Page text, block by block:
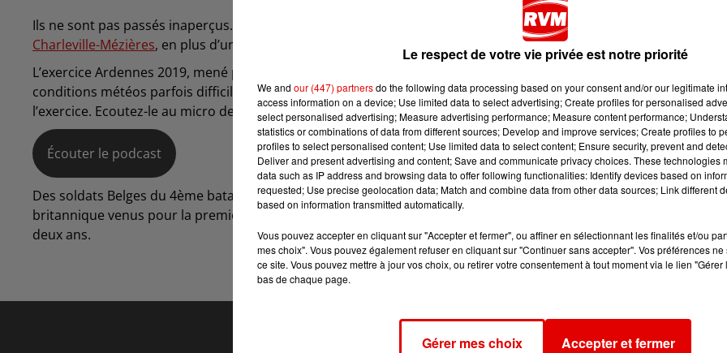
Ils ne sont pas passés inaperçus. La semaine dernière et pendant 4 jours,
500 soldats ont envahi les rues de
Charleville-Mézières, en plus d’une centaine de véhicules militaires et d’un ballet d’hélicoptères dans le ciel carolo.
L’exercice Ardennes 2019, mené par le 3ème régiment du génie de Charleville, s’est bien passé, malgré des
conditions météos parfois difficiles. Les objectifs ont été atteints selon le lieutenant colonel Rémy, directeur de
l’exercice. Ecoutez-le au micro de Cordula Mullerke :
Écouter le podcast
Des soldats Belges du 4ème bataillon du génie belge et des soldats britanniques du 22ème régiment du génie
britannique venus pour la première fois, s’étaient aussi joints à cet exercice qui sera renouvelé dans maintenant
deux ans.
Le respect de votre vie privée est notre priorité
We and our (447) partnersdo the following data processing based on your consent and/or our legitimate
access information on a device; Use limited data to select advertising; Create profiles for personalised
select personalised advertising; Measure advertising performance; Measure content performance;
statistics or combinations of data from different sources; Develop and improve services; Create profiles to
profiles to select personalised content; Use limited data to select content; Ensure security, prevent and
Deliver and present advertising and content; Save and communicate privacy choices. These technologies
data such as IP address and browsing data to offer following functionalities: Identify devices based on
requested; Use precise geolocation data; Match and combine data from other data sources; Link different
based on information transmitted automatically.
Vous pouvez accepter en cliquant sur "Accepter et fermer", ou affiner en sélectionnant les finalités et/ou
mes choix". Vous pouvez également refuser en cliquant sur "Continuer sans accepter". Vos préférences
ce site. Vous pouvez mettre à jour vos choix, ou retirer votre consentement à tout moment via le lien
bas de chaque page.
Gérer mes choix Accepter et fermer